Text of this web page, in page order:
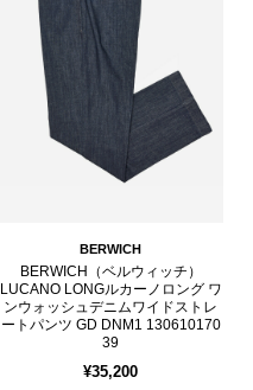
BERWICH
BERWICH（ベルウィッチ）
LUCANO LONGルカーノロング ワ
ンウォッシュデニムワイドストレ
ートパンツ GD DNM1 130610170
39
¥35,200